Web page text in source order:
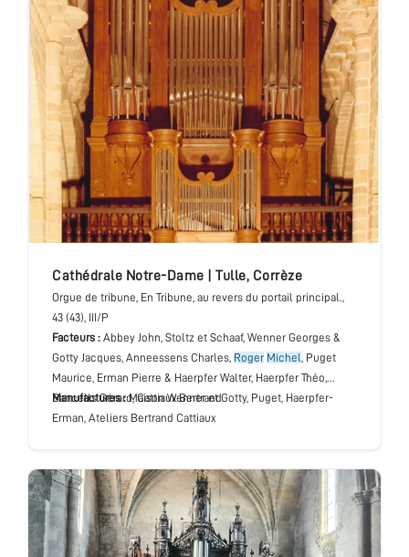
cathédrale Notre-Dame Tulle, Corrèze
Orgue de tribune, En Tribune, au revers du portail principal.,
43 (43), III/P
Facteurs : Abbey John, Stoltz et Schaaf, Wenner Georges &
Gotty Jacques, Anneessens Charles, Roger Michel , Puget
Maurice, Erman Pierre & Haerpfer Walter, Haerpfer Théo,
Bancells Gérard, Cattiaux Bertrand
Manufactures : Maison Wenner et Gotty, Puget, Haerpfer-
Erman, Ateliers Bertrand Cattiaux